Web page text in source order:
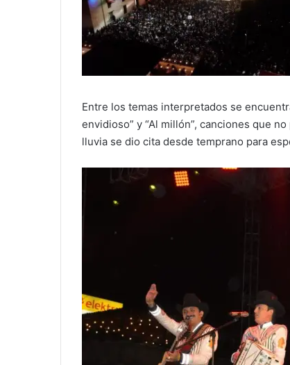
Entre los temas interpretados se
envidioso” y “Al millón”, canciones que
lluvia se dio cita desde temprano para